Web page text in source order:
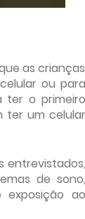
as crianças
ou para
ter o primeiro
ter um celular
entrevistados,
de sono,
exposição ao